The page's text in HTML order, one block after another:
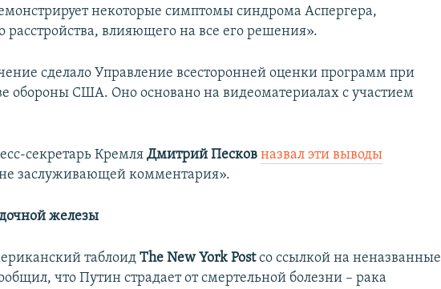
некоторые симптомы синдрома Аспергера,
расстройства, влияющего на все его решения».
сделало Управление всесторонней оценки программ при
обороны США. Оно основано на видеоматериалах с участием
секретарь КремляДмитрий Песков назвал эти выводы
не заслуживающей комментария».
железы
таблоидThe New York Postсо ссылкой на неназванные
что Путин страдает от смертельной болезни – рака